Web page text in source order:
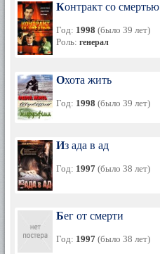
Контракт со смертью
Год: 1998 (было 39 лет)
Роль: генерал
Охота жить
Год: 1998 (было 39 лет)
Из ада в ад
Год: 1997 (было 38 лет)
Бег от смерти
Год: 1997 (было 38 лет)